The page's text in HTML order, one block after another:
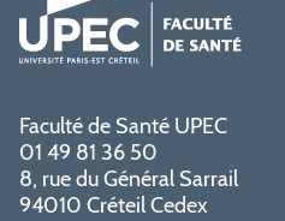
Faculté de Santé UPEC
01 49 81 36 50
8, rue du Général Sarrail
94010 Créteil Cedex